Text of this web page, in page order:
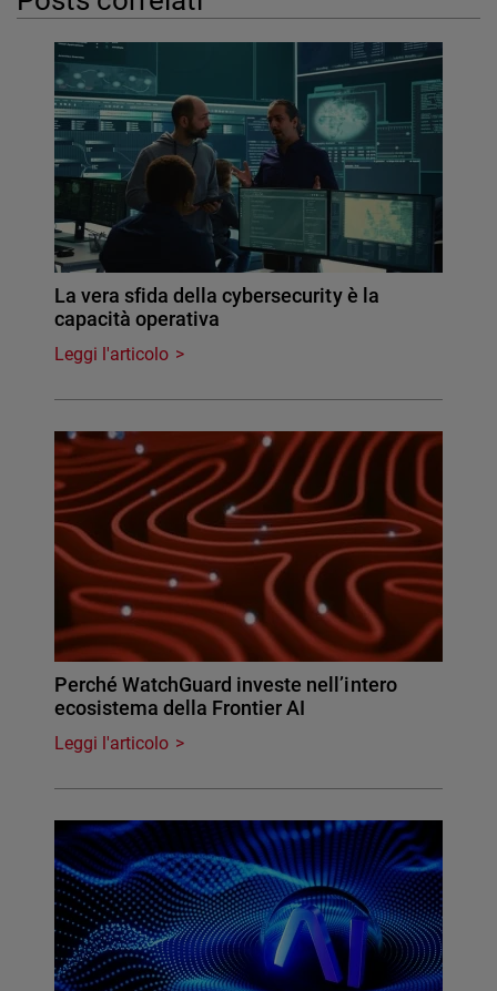
La vera sfida della cybersecurity è la
capacità operativa
Leggi l'articolo
Perché WatchGuard investe nell’intero
ecosistema della Frontier AI
Leggi l'articolo